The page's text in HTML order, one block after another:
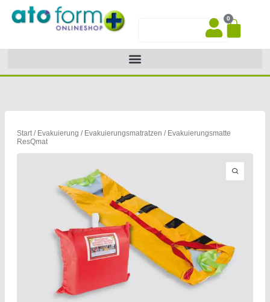
Inhalt
0
Start/ Evakuierung / Evakuierungsmatratzen / Evakuierungsmatte
ResQmat